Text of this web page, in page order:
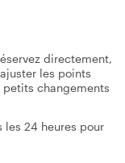
directement,
les points
changements
les 24 heures pour